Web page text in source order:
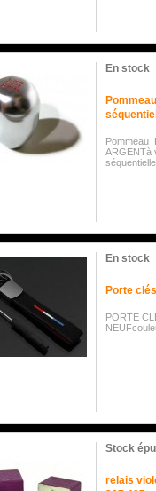
En stock
Pommeau
ARGENTà
En stock
Porte
PORTE
Stock
relais